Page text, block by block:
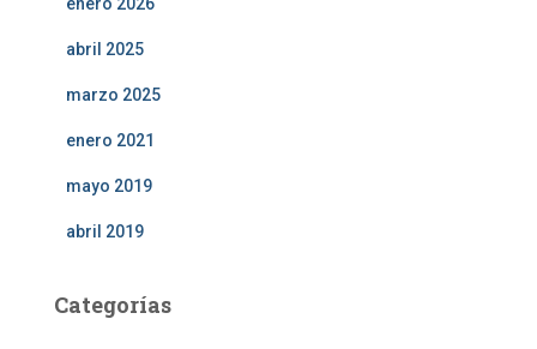
abril 2025
marzo 2025
enero 2021
mayo 2019
abril 2019
Categorías